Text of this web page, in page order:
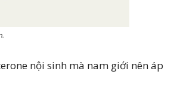
nội sinh mà nam giới nên áp